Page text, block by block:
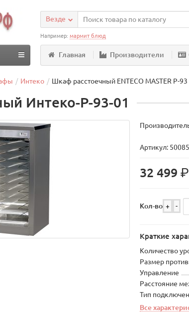
Везде
Например:мармит блюд
Главная Производители
Интеко Шкаф расстоечный ENTECO MASTER Р-93
Интеко-Р-93-01
Артикул: 50085
32 499р.
Кол-во + -
Краткие
Количество
Размер
Управление
Расстояние
Тип
Все